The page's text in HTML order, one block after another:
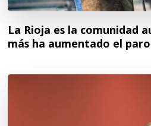
La Rioja es la comunidad
más ha aumentado el